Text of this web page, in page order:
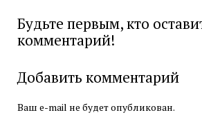
Будьте первым, кто
комментарий!
Добавить комментарий
Ваш e-mail не будет опубликован.